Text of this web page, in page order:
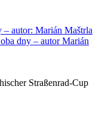
– autor: Marián Maštrla
dny – autor Marián
Straßenrad-Cup